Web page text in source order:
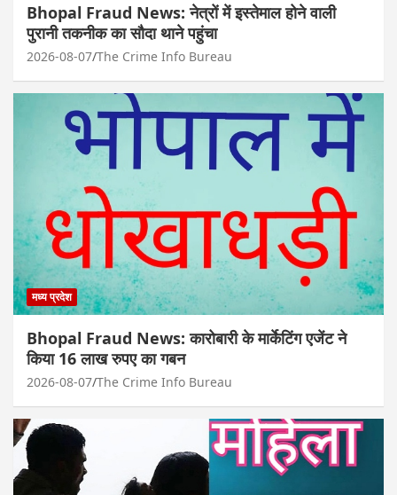
Bhopal Fraud News: नेत्रों में इस्तेमाल होने वाली
पुरानी तकनीक का सौदा थाने पहुंचा
2026-08-07 The Crime Info Bureau
मध्य प्रदेश
Bhopal Fraud News: कारोबारी के मार्केटिंग एजेंट ने
किया 16 लाख रुपए का गबन
2026-08-07 The Crime Info Bureau